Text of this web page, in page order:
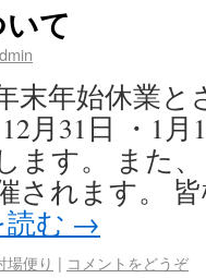
て
末年始休業
月31日 ・1
ます。 また
されます。
む →
場便り | コメントをどうぞ